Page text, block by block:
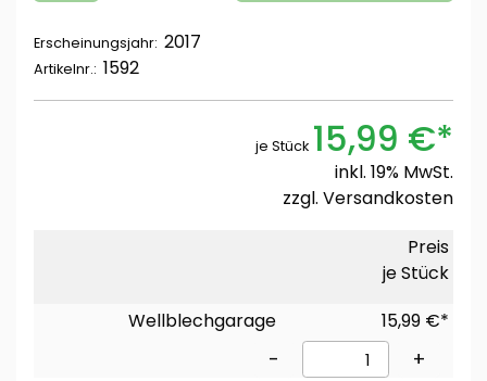
Erscheinungsjahr: 2017
Artikelnr.: 1592
je Stück 15,99 €*
inkl. 19% MwSt.
zzgl. Versandkosten
Preis
je Stück
Wellblechgarage
15,99 €*
- +